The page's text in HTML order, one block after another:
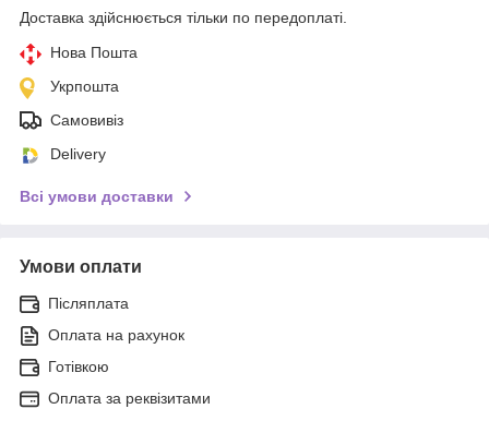
Доставка здійснюється тільки по передоплаті.
Нова Пошта
Укрпошта
Самовивіз
Delivery
Всі умови доставки
Умови оплати
Післяплата
Оплата на рахунок
Готівкою
Оплата за реквізитами